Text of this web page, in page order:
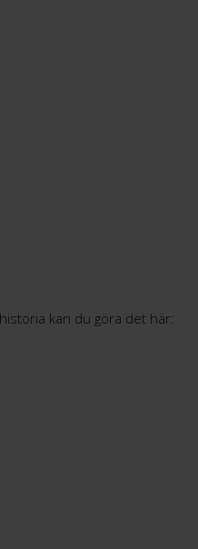
kan du göra det här: